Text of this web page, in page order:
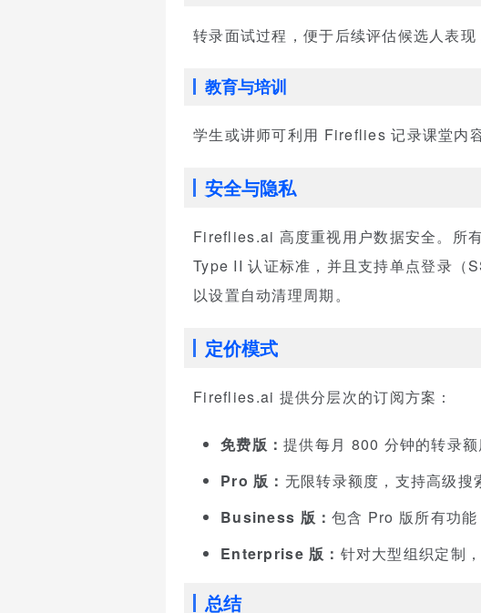
转录面试过程，便于后续评估候选人表现
教育与培训
学生或讲师可利用 Fireflies 记录课堂内
安全与隐私
Fireflies.ai 高度重视用户数据安全。所
Type II 认证标准，并且支持单点登录（
以设置自动清理周期。
定价模式
Fireflies.ai 提供分层次的订阅方案：
免费版：提供每月 800 分钟的转录额
Pro 版： 无限转录额度，支持高级搜
Business 版：包含 Pro 版所有功
Enterprise 版： 针对大型组织定制
总结